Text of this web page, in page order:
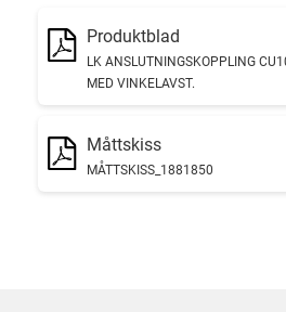
Produktblad
LK ANSLUTNINGSKOPPLING
MED VINKELAVST.
Måttskiss
MÅTTSKISS_1881850